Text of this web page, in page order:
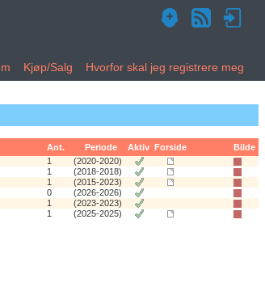
Kjøp/Salg Hvorfor skal jeg registrere meg
Ant. Periode Aktiv Forside
Bilde
1
(2020-2020)
1
(2018-2018)
1
(2015-2023)
0
(2026-2026)
1
(2023-2023)
1 (2025-2025)